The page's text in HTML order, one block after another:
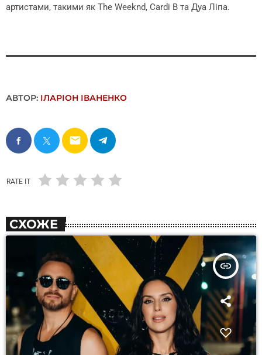
артистами, такими як The Weeknd, Cardi B та Дуа Ліпа.
АВТОР: ІЛАРІОН ІВАНЕНКО
email
RATE IT
СХОЖЕ
insert_link